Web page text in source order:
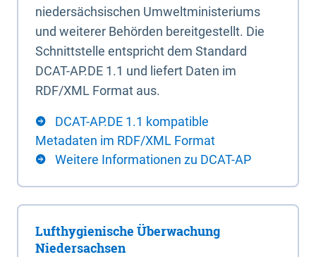
niedersächsischen Umweltministeriums
und weiterer Behörden bereitgestellt. Die
Schnittstelle entspricht dem Standard
DCAT-AP.DE 1.1 und liefert Daten im
RDF/XML Format aus.
DCAT-AP.DE 1.1 kompatible
Metadaten im RDF/XML Format
Weitere Informationen zu DCAT-AP
Lufthygienische Überwachung
Niedersachsen